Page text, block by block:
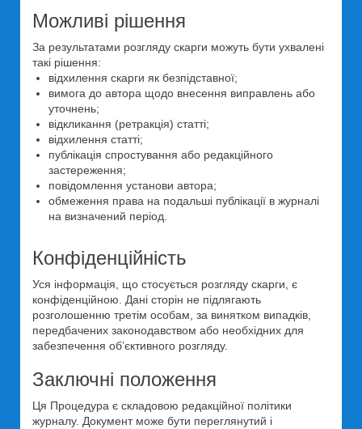
Можливі рішення
За результатами розгляду скарги можуть бути ухвалені
такі рішення:
відхилення скарги як безпідставної;
вимога до автора щодо внесення виправлень або
уточнень;
відкликання (ретракція) статті;
відхилення статті;
публікація спростування або редакційного
застереження;
повідомлення установи автора;
обмеження права на подальші публікації в журналі
на визначений період.
Конфіденційність
Уся інформація, що стосується розгляду скарги, є
конфіденційною. Дані сторін не підлягають
розголошенню третім особам, за винятком випадків,
передбачених законодавством або необхідних для
забезпечення об’єктивного розгляду.
Заключні положення
Ця Процедура є складовою редакційної політики
журналу. Документ може бути переглянутий і